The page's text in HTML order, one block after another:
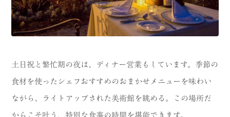
土日祝と繁忙期の夜は、ディナー営業もしています。季節の
食材を使ったシェフおすすめのおまかせメニューを味わい
ながら、ライトアップされた美術館を眺める。この場所だ
からこそ叶う、特別な食事の時間を堪能できます。